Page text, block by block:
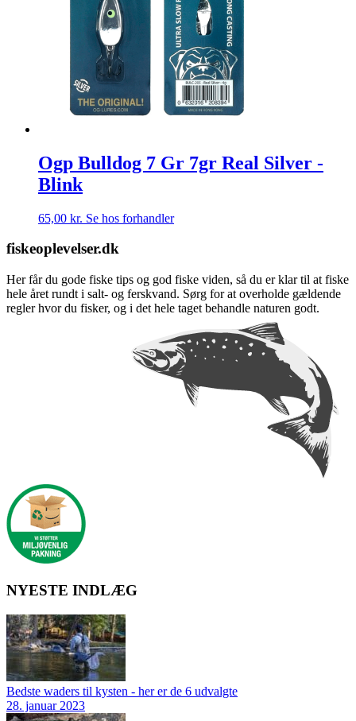
Ogp Bulldog 7 Gr 7gr Real Silver -
Blink
65,00 kr. Se hos forhandler
fiskeoplevelser.dk
Her får du gode fiske tips og god fiske viden, så du er klar til at fiske
hele året rundt i salt- og ferskvand. Sørg for at overholde gældende
regler hvor du fisker, og i det hele taget behandle naturen godt.
NYESTE INDLÆG
Bedste waders til kysten - her er de 6 udvalgte
28. januar 2023